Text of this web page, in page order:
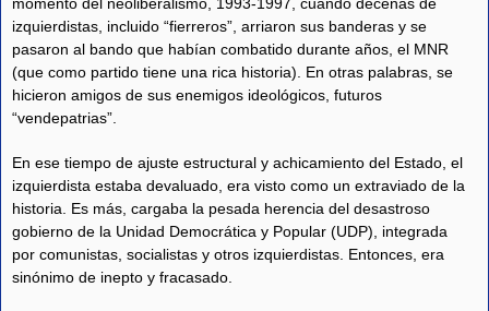
izquierdistas, incluido “fierreros”, arriaron sus banderas y se
pasaron al bando que habían combatido durante años, el MNR
(que como partido tiene una rica historia). En otras palabras, se
hicieron amigos de sus enemigos ideológicos, futuros
“vendepatrias”.
En ese tiempo de ajuste estructural y achicamiento del Estado, el
izquierdista estaba devaluado, era visto como un extraviado de la
historia. Es más, cargaba la pesada herencia del desastroso
gobierno de la Unidad Democrática y Popular (UDP), integrada
por comunistas, socialistas y otros izquierdistas. Entonces, era
sinónimo de inepto y fracasado.